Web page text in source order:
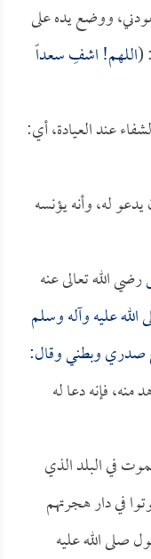
ووضع يده على
(اللهم! اشفِسعداً
عند العيادة، أي:
له، وأنه يؤنسه
رضي الله تعالى عنه
عليه وآله وسلم
صدري وبطني وقال:
فإنه دعا له
في البلد الذي
في دار هجرتهم
صلى الله عليه